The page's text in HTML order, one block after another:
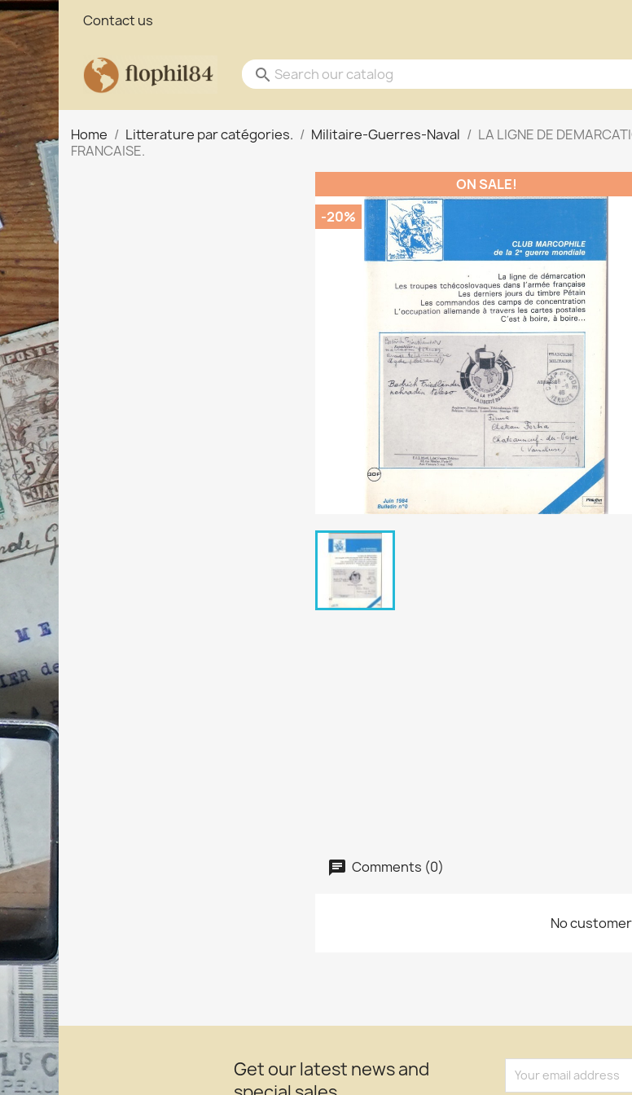
Contact us
search
Home Litterature par catégories. Militaire-Guerres-Naval
LA LIGNE DE
FRANCAISE.
ON SALE!
-20%
Comments (0)
No
Get our latest news and